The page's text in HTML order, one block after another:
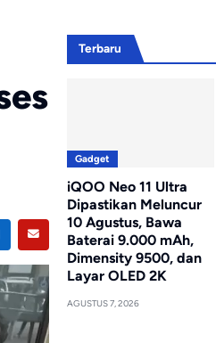
Terbaru
Gadget
iQOO Neo 11 Ultra
Dipastikan Meluncur
10 Agustus, Bawa
Baterai 9.000 mAh,
Dimensity 9500, dan
Layar OLED 2K
AGUSTUS 7, 2026